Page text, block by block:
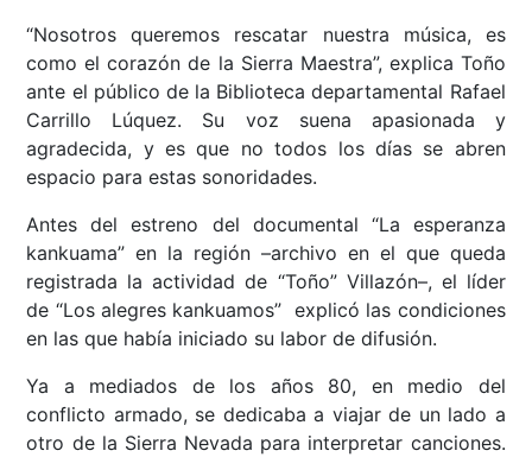
“Nosotros queremos rescatar nuestra música, es
como el corazón de la Sierra Maestra”, explica Toño
ante el público de la Biblioteca departamental Rafael
Carrillo Lúquez. Su voz suena apasionada y
agradecida, y es que no todos los días se abren
espacio para estas sonoridades.
Antes del estreno del documental “La esperanza
kankuama” en la región –archivo en el que queda
registrada la actividad de “Toño” Villazón–, el líder
de “Los alegres kankuamos” explicó las condiciones
en las que había iniciado su labor de difusión.
Ya a mediados de los años 80, en medio del
conflicto armado, se dedicaba a viajar de un lado a
otro de la Sierra Nevada para interpretar canciones.